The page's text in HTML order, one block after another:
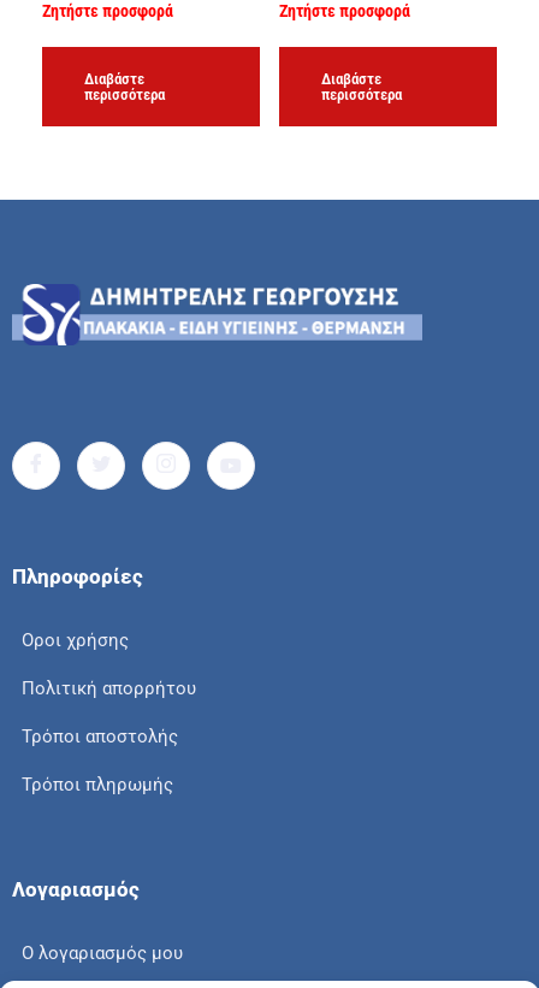
Ζητήστε προσφορά
Διαβάστε
περισσότερα
Ζητήστε προσφορά
Διαβάστε
περισσότερα
Πληροφορίες
Οροι χρήσης
Πολιτική απορρήτου
Τρόποι αποστολής
Τρόποι πληρωμής
Λογαριασμός
Ο λογαριασμός μου